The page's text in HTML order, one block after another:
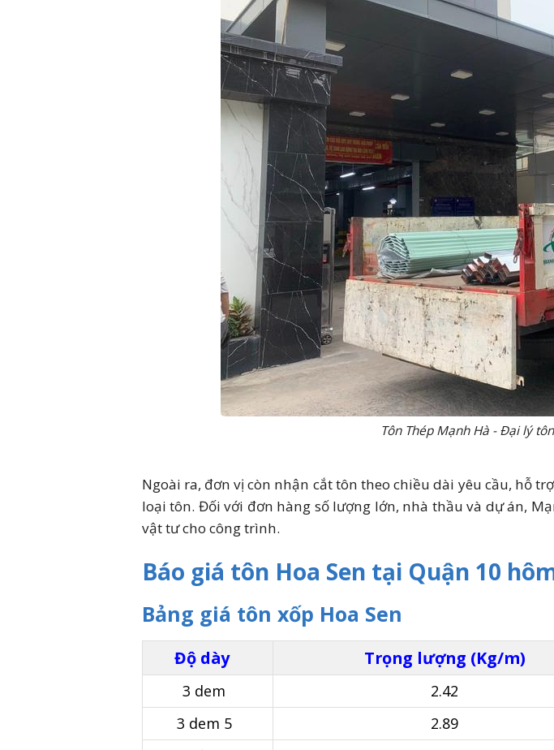
Tôn Thép Mạnh Hà - Đại lý
Ngoài ra, đơn vị còn nhận cắt tôn theo chiều dài yêu cầu, hỗ
loại tôn. Đối với đơn hàng số lượng lớn, nhà thầu và dự án,
vật tư cho công trình.
Báo giá tôn Hoa Sen tại Quận 10
Bảng giá tôn xốp Hoa Sen
Độ dày Trọng lượng (Kg/m)
3 dem 2.42
3 dem 5
2.89